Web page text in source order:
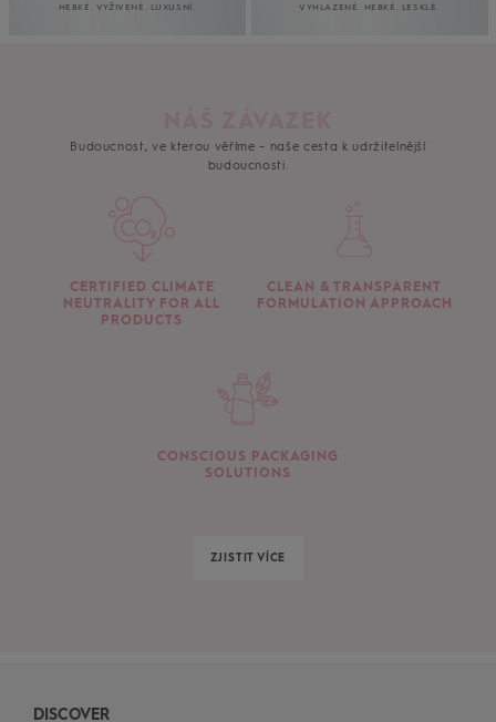
HEBKÉ. VYŽIVENÉ. LUXUSNÍ.
VYHLAZENÉ. HEBKÉ. LESKLÉ.
Budoucnost, ve kterou věříme – naše cesta k udržitelnější
budoucnosti.
ZJISTIT VÍCE
CERTIFIED CLIMATE
NEUTRALITY FOR ALL
PRODUCTS
CLEAN & TRANSPARENT
FORMULATION APPROACH
CONSCIOUS PACKAGING
SOLUTIONS
DISCOVER